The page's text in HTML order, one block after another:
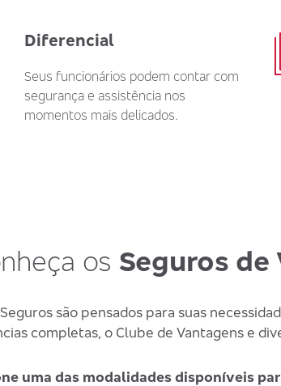
Diferencial
Seus funcionários podem contar com
segurança e assistência nos
momentos mais delicados.
os Seguros de
são pensados para suas
completas, o Clube de Vantagens e
uma das modalidades disponíveis